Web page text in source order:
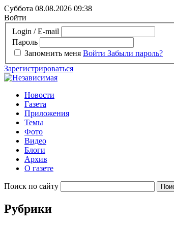
Суббота 08.08.2026 09:38
Войти
Login / E-mail
Пароль
Запомнить меня Войти Забыли пароль?
Зарегистрироваться
Новости
Газета
Приложения
Темы
Фото
Видео
Блоги
Архив
О газете
Поиск по сайту
Рубрики